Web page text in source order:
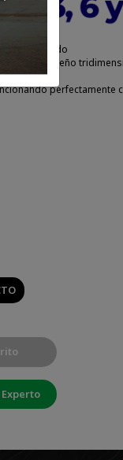
brindando
El diseño
perfectamente